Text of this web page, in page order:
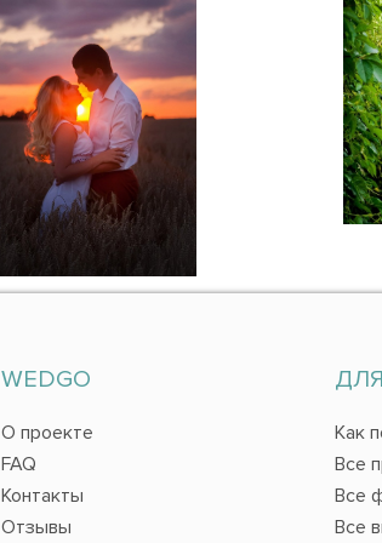
WEDGO
О проекте
FAQ
Контакты
Отзывы
Как
Все
Все
Все